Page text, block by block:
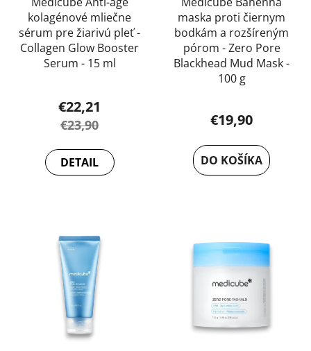
kolagénové mliečne
sérum pre žiarivú pleť -
Collagen Glow Booster
Serum - 15 ml
hodnotenie
produktu
je
5,0
€22,21
€23,90
DETAIL
maska proti čiernym
bodkám a rozšíreným
pórom - Zero Pore
Blackhead Mud Mask -
100 g
€19,90
DO KOŠÍKA